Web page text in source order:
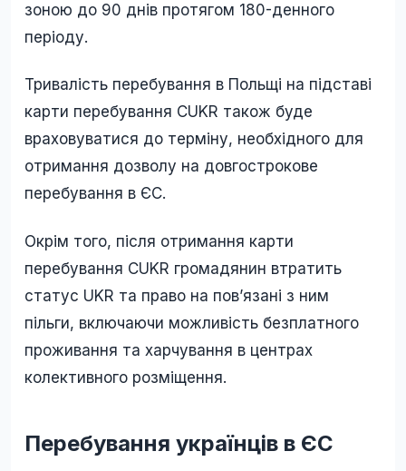
зоною до 90 днів протягом 180-денного
періоду.
Тривалість перебування в Польщі на підставі
карти перебування CUKR також буде
враховуватися до терміну, необхідного для
отримання дозволу на довгострокове
перебування в ЄС.
Окрім того, після отримання карти
перебування CUKR громадянин втратить
статус UKR та право на пов’язані з ним
пільги, включаючи можливість безплатного
проживання та харчування в центрах
колективного розміщення.
Перебування українців в ЄС